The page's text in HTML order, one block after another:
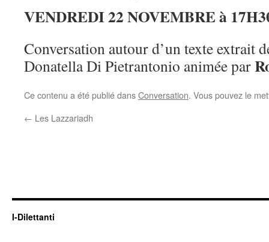
VENDREDI 22 NOVEMBRE à
Conversation autour d’un texte extrait
Donatella Di Pietrantonio animée par
Ce contenu a été publié dansConversation. Vous pouvez le
← Les Lazzariadh
I-Dilettanti